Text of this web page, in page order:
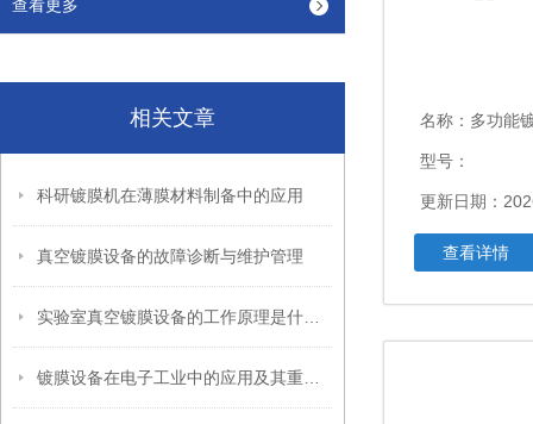
查看更多
相关文章
科研镀膜机在薄膜材料制备中的应用
真空镀膜设备的故障诊断与维护管理
名称： 多功能
型号：
更新日期：
查看详情